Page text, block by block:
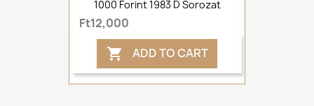
1000 Forint 1983 D Sorozat
Ft12,000
 ADD TO CART